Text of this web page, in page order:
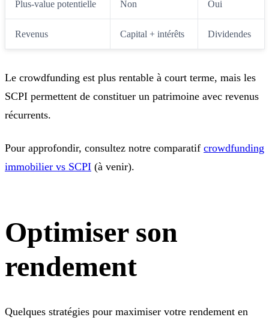
Plus-value potentielle Non Oui
Revenus Capital + intérêts Dividendes
Le crowdfunding est plus rentable à court terme, mais les
SCPI permettent de constituer un patrimoine avec revenus
récurrents.
Pour approfondir, consultez notre comparatif crowdfunding
immobilier vs SCPI (à venir).
Optimiser son
rendement
Quelques stratégies pour maximiser votre rendement en